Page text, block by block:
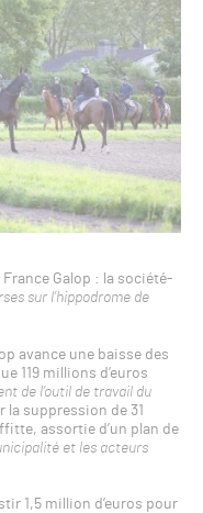
Galop : la société-
sur l’hippodrome de
avance une baisse des
119 millions d’euros
de l’outil de travail du
suppression de 31
assortie d’un plan de
et les acteurs
1,5 million d’euros pour